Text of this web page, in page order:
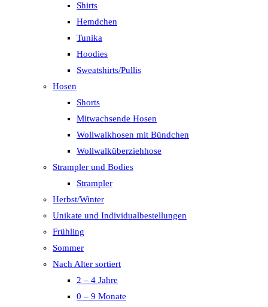
Shirts
Hemdchen
Tunika
Hoodies
Sweatshirts/Pullis
Hosen
Shorts
Mitwachsende Hosen
Wollwalkhosen mit Bündchen
Wollwalküberziehhose
Strampler und Bodies
Strampler
Herbst/Winter
Unikate und Individualbestellungen
Frühling
Sommer
Nach Alter sortiert
2 – 4 Jahre
0 – 9 Monate